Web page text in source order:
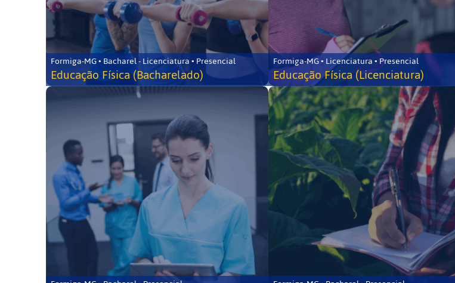
Formiga-MG • Bacharel - Licenciatura • Presencial
Educação Física (Bacharelado)
Formiga-MG • Licenciatura • Presencial
Educação Física (Licenciatura)